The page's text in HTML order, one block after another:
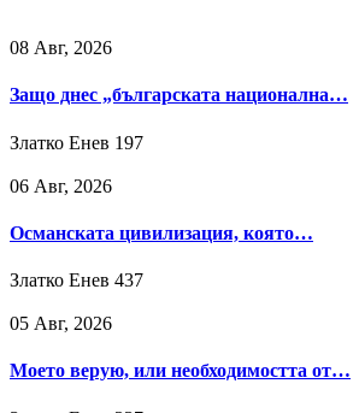
08 Авг, 2026
Защо днес „българската национална…
Златко Енев 197
06 Авг, 2026
Османската цивилизация, която…
Златко Енев 437
05 Авг, 2026
Моето верую, или необходимостта от…